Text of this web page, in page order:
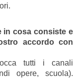
in cosa consiste e
accordo con
tutti i canali
opere, scuola).